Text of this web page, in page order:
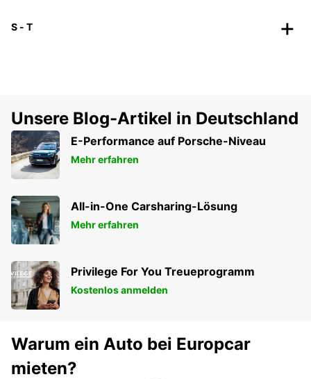
S - T
Unsere Blog-Artikel in Deutschland
E-Performance auf Porsche-Niveau
Mehr erfahren
All-in-One Carsharing-Lösung
Mehr erfahren
Privilege For You Treueprogramm
Kostenlos anmelden
Warum ein Auto bei Europcar
mieten?